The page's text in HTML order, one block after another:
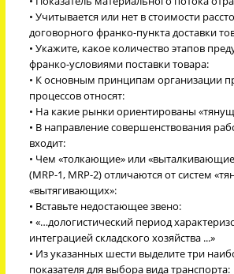
• Учитывается или нет в стоимости
договорного франко-пункта доставки
• Укажите, какое количество этапов
франко-условиями поставки товара:
• К основным принципам организации
процессов относят:
• На какие рынки ориентированы
• В направление совершенствования
входит:
• Чем «толкающие» или
(MRP-1, MRP-2) отличаются от систем
«вытягивающих»:
• Вставьте недостающее звено:
• «…дологистический период
интеграцией складского хозяйства ...»
• Из указанных шести выделите три
показателя для выбора вида транспорта: